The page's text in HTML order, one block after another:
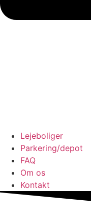
Lejeboliger
Parkering/depot
FAQ
Om os
Kontakt